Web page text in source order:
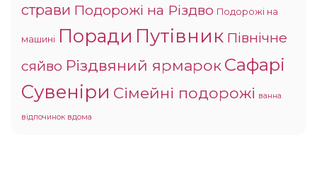
страви Подорожі на Різдво Подорожі на
машині Поради Путівник Північне
сяйво Різдвяний ярмарокСафарі
Сувеніри Сімейні подорожі ванна
відпочинок вдома